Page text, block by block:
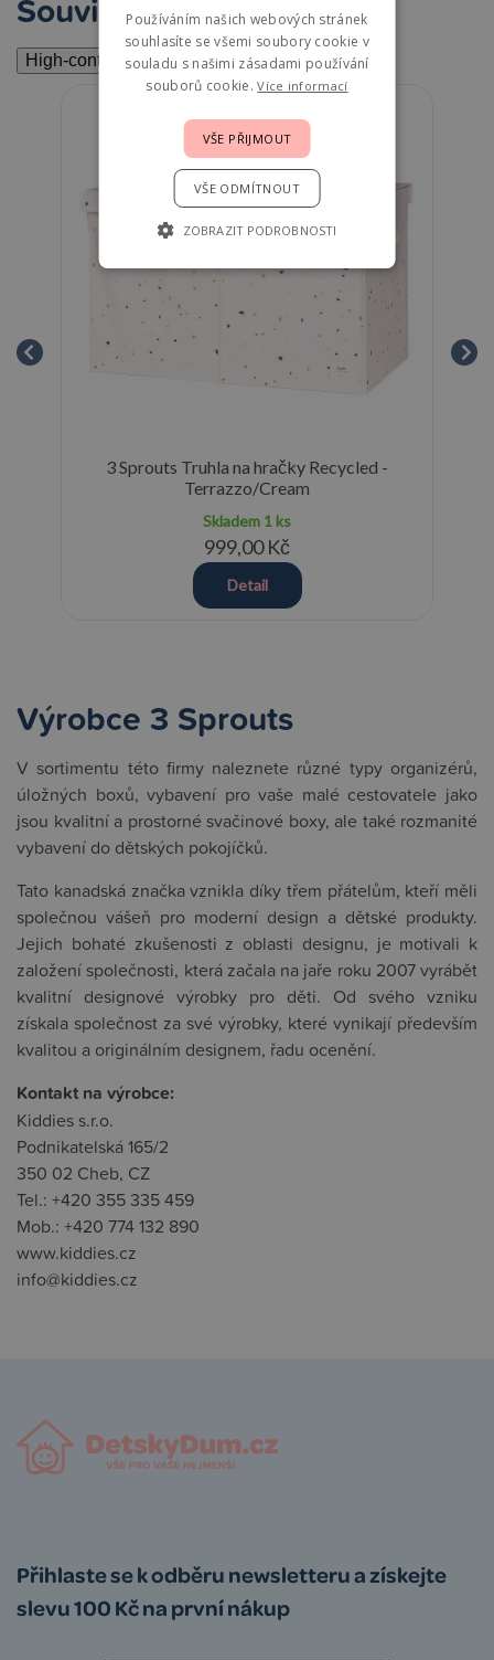
Související
High-contrast mode
3 Sprouts Truhla na hračky Recycled -
Terrazzo/Cream
Skladem 1 ks
999,00 Kč
Detail
Výrobce 3 Sprouts
V sortimentu této firmy naleznete různé typy organizérů,
úložných boxů, vybavení pro vaše malé cestovatele jako
jsou kvalitní a prostorné svačinové boxy, ale také rozmanité
vybavení do dětských pokojíčků.
Tato kanadská značka vznikla díky třem přátelům, kteří měli
společnou vášeň pro moderní design a dětské produkty.
Jejich bohaté zkušenosti z oblasti designu, je motivali k
založení společnosti, která začala na jaře roku 2007 vyrábět
kvalitní designové výrobky pro děti. Od svého vzniku
získala společnost za své výrobky, které vynikají především
kvalitou a originálním designem, řadu ocenění.
Kontakt na výrobce:
Kiddies s.r.o.
Podnikatelská 165/2
350 02 Cheb, CZ
Tel.: +420 355 335 459
Mob.: +420 774 132 890
www.kiddies.cz
info@kiddies.cz
Přihlaste se k odběru newsletteru a získejte
slevu 100 Kč na první nákup
Používáním našich webových stránek
souhlasíte se všemi soubory cookie v
souladu s našimi zásadami používání
souborů cookie.Více informací
VŠE PŘIJMOUT
VŠE ODMÍTNOUT
ZOBRAZIT PODROBNOSTI